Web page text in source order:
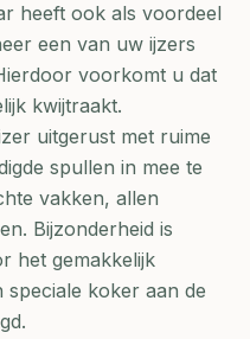
heeft ook als voordeel
een van uw ijzers
voorkomt u dat
kwijtraakt.
uitgerust met ruime
spullen in mee te
vakken, allen
Bijzonderheid is
het gemakkelijk
speciale koker aan de